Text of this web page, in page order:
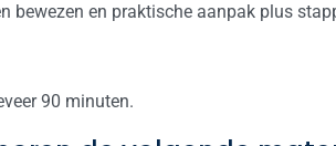
bewezen en praktische aanpak plus
90 minuten.